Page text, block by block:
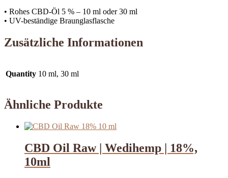
• Rohes CBD-Öl 5 % – 10 ml oder 30 ml
• UV-beständige Braunglasflasche
Zusätzliche Informationen
Quantity 10 ml, 30 ml
Ähnliche Produkte
CBD Oil Raw | Wedihemp | 18%,
10ml